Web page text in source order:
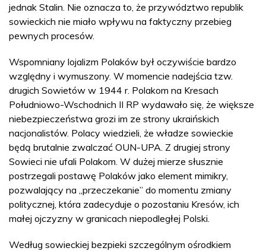
jednak Stalin. Nie oznacza to, że przywództwo republik
sowieckich nie miało wpływu na faktyczny przebieg
pewnych procesów.
Wspomniany lojalizm Polaków był oczywiście bardzo
względny i wymuszony. W momencie nadejścia tzw.
drugich Sowietów w 1944 r. Polakom na Kresach
Południowo-Wschodnich II RP wydawało się, że większe
niebezpieczeństwa grozi im ze strony ukraińskich
nacjonalistów. Polacy wiedzieli, że władze sowieckie
będą brutalnie zwalczać OUN-UPA. Z drugiej strony
Sowieci nie ufali Polakom. W dużej mierze słusznie
postrzegali postawę Polaków jako element mimikry,
pozwalający na „przeczekanie” do momentu zmiany
politycznej, która zadecyduje o pozostaniu Kresów, ich
małej ojczyzny w granicach niepodległej Polski.
Według sowieckiej bezpieki szczególnym ośrodkiem